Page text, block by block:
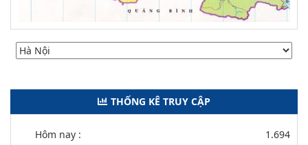
THỐNG KÊ TRUY CẬP
Hôm nay : 1.694